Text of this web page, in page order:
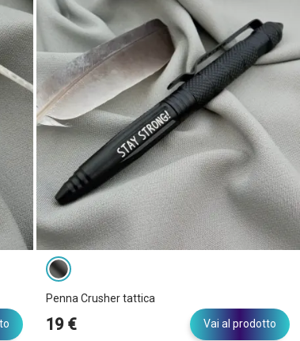
Penna Crusher tattica
19 € Vai al prodotto